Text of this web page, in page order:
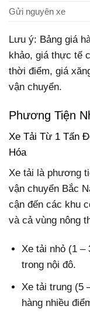
Gửi nguyên xe
Lưu ý: Bảng giá
khảo, giá thực tế
thời điểm, giá
vận chuyển.
Phương Tiện
Xe Tải Từ 1 Tấn
Hóa
Xe tải là phương
vận chuyển Bắc
cận đến các khu
và cả vùng nông
Xe tải nhỏ (1 –
trong nội đô.
Xe tải trung (5
hàng nhiều